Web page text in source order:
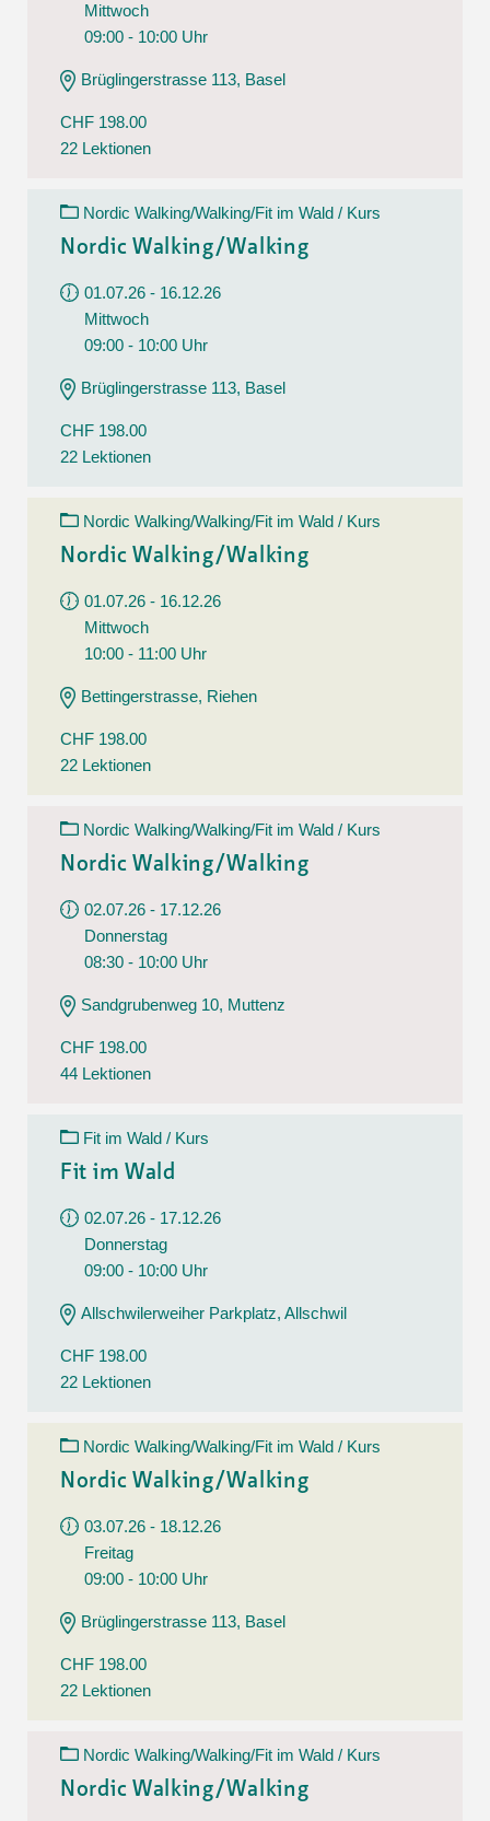
Mittwoch
09:00 - 10:00 Uhr
Brüglingerstrasse 113, Basel
CHF 198.00
22 Lektionen
Nordic Walking/Walking/Fit im Wald / Kurs
Nordic Walking/Walking
01.07.26 - 16.12.26
Mittwoch
09:00 - 10:00 Uhr
Brüglingerstrasse 113, Basel
CHF 198.00
22 Lektionen
Nordic Walking/Walking/Fit im Wald / Kurs
Nordic Walking/Walking
01.07.26 - 16.12.26
Mittwoch
10:00 - 11:00 Uhr
Bettingerstrasse, Riehen
CHF 198.00
22 Lektionen
Nordic Walking/Walking/Fit im Wald / Kurs
Nordic Walking/Walking
02.07.26 - 17.12.26
Donnerstag
08:30 - 10:00 Uhr
Sandgrubenweg 10, Muttenz
CHF 198.00
44 Lektionen
Fit im Wald / Kurs
Fit im Wald
02.07.26 - 17.12.26
Donnerstag
09:00 - 10:00 Uhr
Allschwilerweiher Parkplatz, Allschwil
CHF 198.00
22 Lektionen
Nordic Walking/Walking/Fit im Wald / Kurs
Nordic Walking/Walking
03.07.26 - 18.12.26
Freitag
09:00 - 10:00 Uhr
Brüglingerstrasse 113, Basel
CHF 198.00
22 Lektionen
Nordic Walking/Walking/Fit im Wald / Kurs
Nordic Walking/Walking